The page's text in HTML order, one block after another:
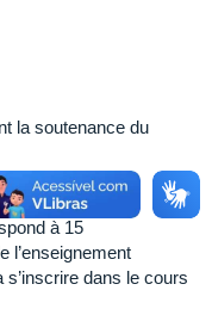
soutenance du
».
à 15
l’enseignement
s’inscrire dans le cours